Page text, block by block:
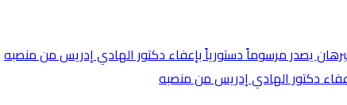
دكتور الهادي إدريس من منصبه